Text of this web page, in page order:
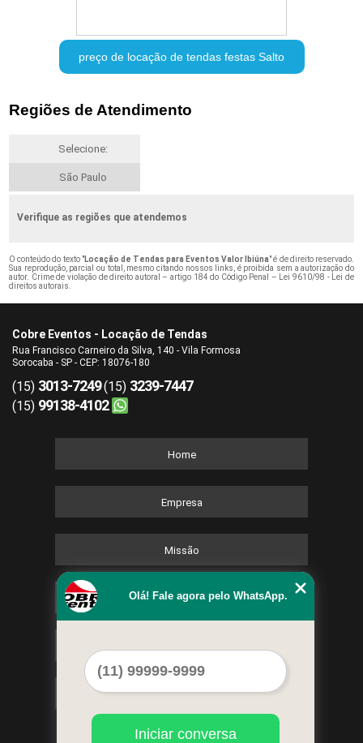
preço de locação de tendas festas Salto
Regiões de Atendimento
Selecione:
São Paulo
Verifique as regiões que atendemos
O conteúdo do texto "Locação de Tendas para Eventos Valor Ibiúna" é de direito reservado.
Sua reprodução, parcial ou total, mesmo citando nossos links, é proibida sem a autorização do
autor. Crime de violação de direito autoral – artigo 184 do Código Penal –
Lei 9610/98 - Lei de
direitos autorais
Cobre Eventos - Locação de Tendas
Rua Francisco Carneiro da Silva, 140 - Vila Formosa
Sorocaba - SP - CEP: 18076-180
(15) 3013-7249(15) 3239-7447
(15) 99138-4102
Home
Empresa
Missão
Serviços
Mapa do site
Olá! Fale agora pelo WhatsApp.
Iniciar conversa